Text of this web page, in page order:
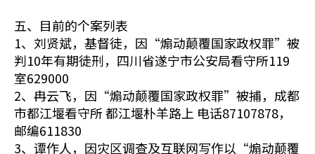
五、目前的个案列表
1、刘贤斌，基督徒，因“煽动颠覆国家政权罪”被
判10年有期徒刑，四川省遂宁市公安局看守所119
室629000
2、冉云飞，因“煽动颠覆国家政权罪”被捕，成都
市都江堰看守所 都江堰朴羊路上 电话87107878，
邮编611830
3、谭作人，因灾区调查及互联网写作以“煽动颠覆